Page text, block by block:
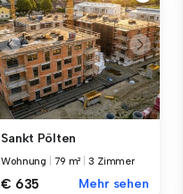
Sankt Pölten
Wohnung 79 m² |3 Zimmer
€ 635 Mehr sehen